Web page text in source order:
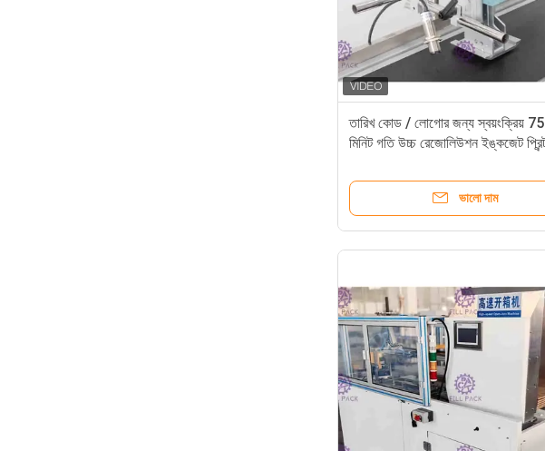
তারিখ কোড / লোগোর জন্য স্বয়ংক্রিয়
মিনিট গতি উচ্চ রেজোলিউশন ইঙ্কজেট
ভালো দাম